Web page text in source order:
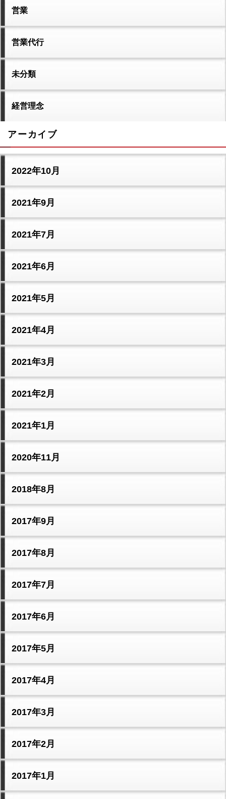
営業
営業代行
未分類
経営理念
アーカイブ
2022年10月
2021年9月
2021年7月
2021年6月
2021年5月
2021年4月
2021年3月
2021年2月
2021年1月
2020年11月
2018年8月
2017年9月
2017年8月
2017年7月
2017年6月
2017年5月
2017年4月
2017年3月
2017年2月
2017年1月